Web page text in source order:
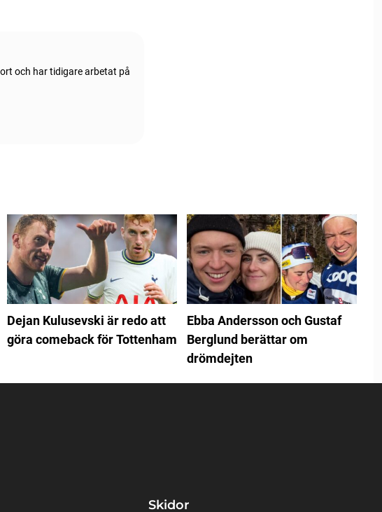
och har tidigare arbetat på
Dejan Kulusevski är redo att
göra comeback för Tottenham
Ebba Andersson och Gustaf
Berglund berättar om
drömdejten
Skidor